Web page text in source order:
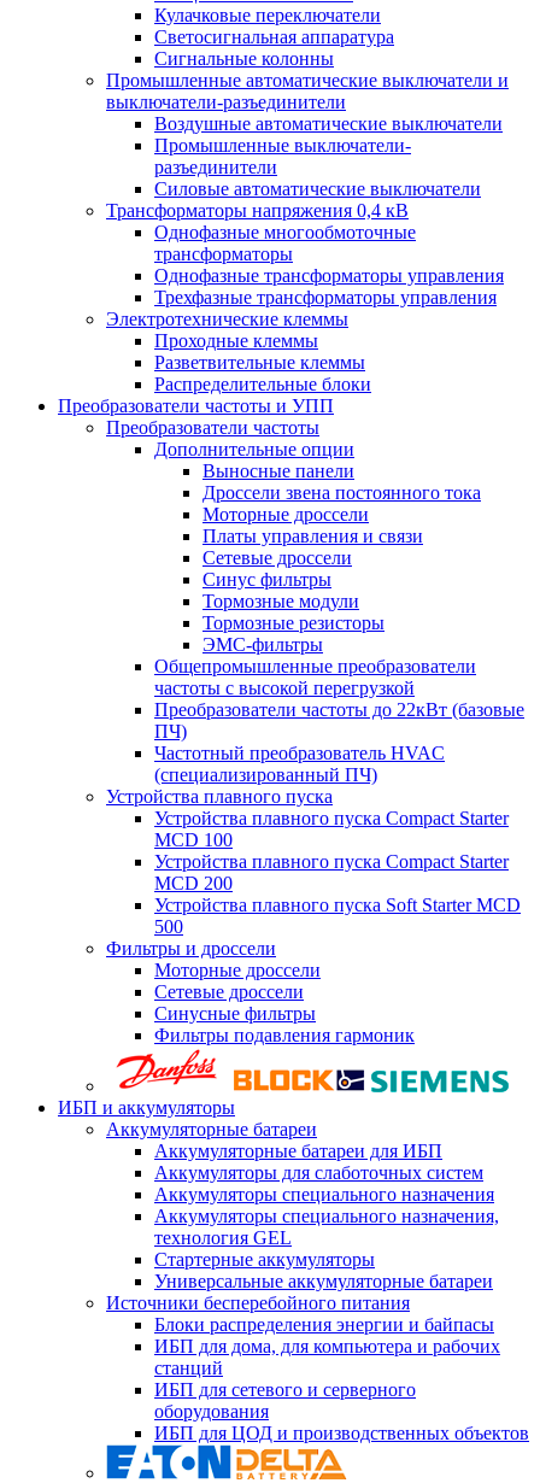
Кулачковые переключатели
Светосигнальная аппаратура
Сигнальные колонны
Промышленные автоматические выключатели и
выключатели-разъединители
Воздушные автоматические выключатели
Промышленные выключатели-
разъединители
Силовые автоматические выключатели
Трансформаторы напряжения 0,4 кВ
Однофазные многообмоточные
трансформаторы
Однофазные трансформаторы управления
Трехфазные трансформаторы управления
Электротехнические клеммы
Проходные клеммы
Разветвительные клеммы
Распределительные блоки
Преобразователи частоты и УПП
Преобразователи частоты
Дополнительные опции
Выносные панели
Дроссели звена постоянного тока
Моторные дроссели
Платы управления и связи
Сетевые дроссели
Синус фильтры
Тормозные модули
Тормозные резисторы
ЭМС-фильтры
Общепромышленные преобразователи
частоты с высокой перегрузкой
Преобразователи частоты до 22кВт (базовые
ПЧ)
Частотный преобразователь HVAC
(специализированный ПЧ)
Устройства плавного пуска
Устройства плавного пуска Compact Starter
MCD 100
Устройства плавного пуска Compact Starter
MCD 200
Устройства плавного пуска Soft Starter MCD
500
Фильтры и дроссели
Моторные дроссели
Сетевые дроссели
Синусные фильтры
Фильтры подавления гармоник
ИБП и аккумуляторы
Аккумуляторные батареи
Аккумуляторные батареи для ИБП
Аккумуляторы для слаботочных систем
Аккумуляторы специального назначения
Аккумуляторы специального назначения,
технология GEL
Стартерные аккумуляторы
Универсальные аккумуляторные батареи
Источники бесперебойного питания
Блоки распределения энергии и байпасы
ИБП для дома, для компьютера и рабочих
станций
ИБП для сетевого и серверного
оборудования
ИБП для ЦОД и производственных объектов